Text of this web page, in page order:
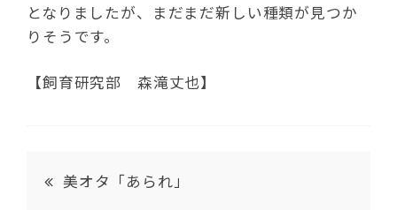
となりましたが、まだまだ新しい種類が見つか
りそうです。
【飼育研究部 森滝丈也】
美オタ「あられ」